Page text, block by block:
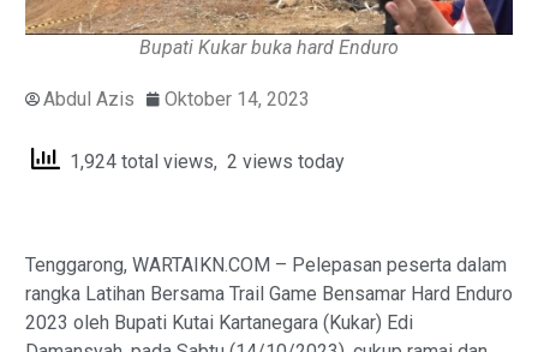
Bupati Kukar buka hard Enduro
Abdul Azis Oktober 14, 2023
1,924 total views, 2 views today
Tenggarong, WARTAIKN.COM – Pelepasan peserta dalam
rangka Latihan Bersama Trail Game Bensamar Hard Enduro
2023 oleh Bupati Kutai Kartanegara (Kukar) Edi